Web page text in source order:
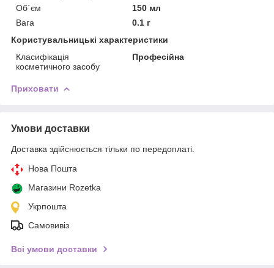
Об`єм
150 мл
Вага
0.1 г
Користувальницькі характеристики
Класифікація
косметичного засобу
Професійна
Приховати
Умови доставки
Доставка здійснюється тільки по передоплаті.
Нова Пошта
Магазини Rozetka
Укрпошта
Самовивіз
Всі умови доставки